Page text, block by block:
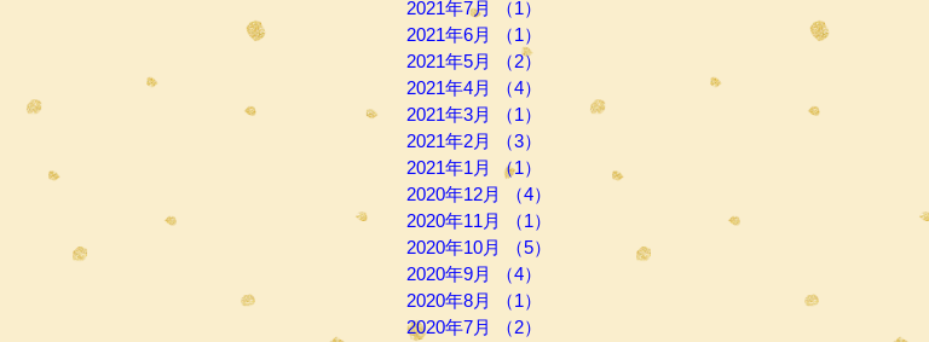
2021年7月
（1）
2021年6月
（1）
2021年5月
（2）
2021年4月
（4）
2021年3月
（1）
1件の記事
2021年2月
（3）
2021年1月
（1）
1件の記事
2020年12月
（4）
2020年11月
（1）
2020年10月
（5）
2020年9月
（4）
2020年8月
（1）
2020年7月
（2）